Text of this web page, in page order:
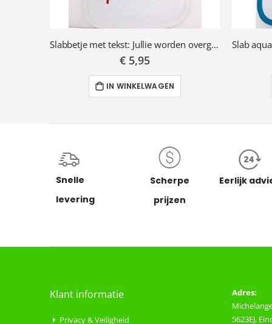
Slabbetje met tekst: Jullie worden overgroot opa en oma (bedrukt)
€ 5,95
IN WINKELWAGEN
Snelle
levering
Scherpe
prijzen
Eerlijk
Klant informatie
Privacy & Veiligheid
Adres:
5623EJ,